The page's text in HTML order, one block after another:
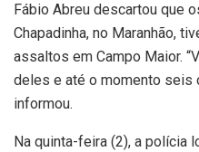
Fábio Abreu descartou que
Chapadinha, no Maranhão,
assaltos em Campo Maior.
deles e até o momento seis
informou.
Na quinta-feira (2), a polícia